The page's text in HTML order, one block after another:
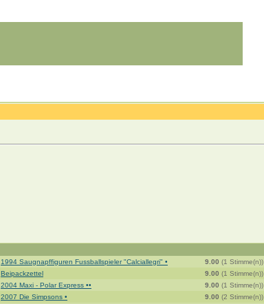
1994 Saugnapffiguren Fussballspieler "Calciallegri" • 9.00 (1 Stimme(n))
Beipackzettel 9.00 (1 Stimme(n))
2004 Maxi - Polar Express •• 9.00 (1 Stimme(n))
2007 Die Simpsons • 9.00 (2 Stimme(n))